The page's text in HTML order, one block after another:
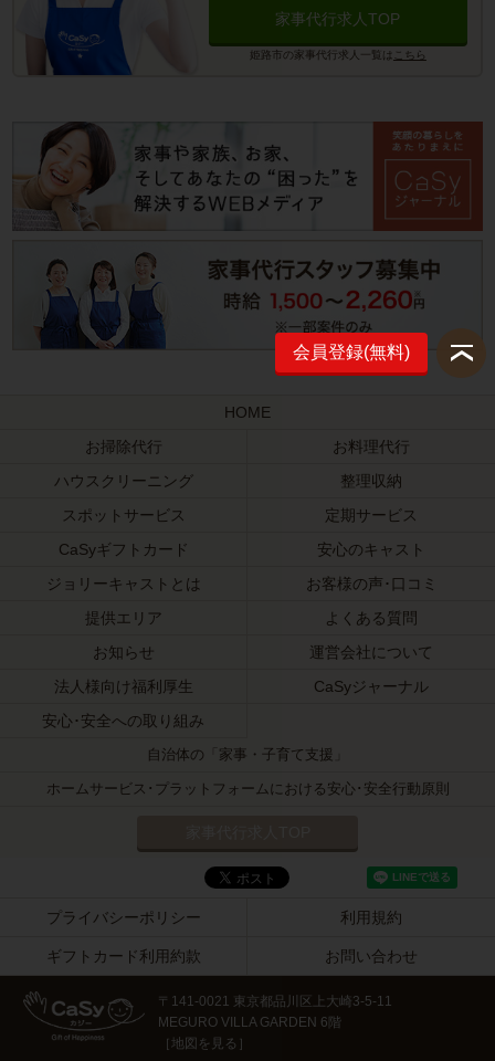
家事代行求人TOP
姫路市の家事代行求人一覧は こちら
会員登録(無料)
HOME
お掃除代行
お料理代行
ハウスクリーニング
整理収納
スポットサービス
定期サービス
CaSyギフトカード
安心のキャスト
ジョリーキャストとは
お客様の声･口コミ
提供エリア
よくある質問
お知らせ
運営会社について
法人様向け福利厚生
CaSyジャーナル
安心･安全への取り組み
自治体の「家事・子育て支援」
ホームサービス･プラットフォームにおける安心･安全行動原則
プライバシーポリシー 利用規約
ギフトカード利用約款 お問い合わせ
〒141-0021 東京都品川区上大崎3-5-11
MEGURO VILLA GARDEN 6階
［地図を見る ］